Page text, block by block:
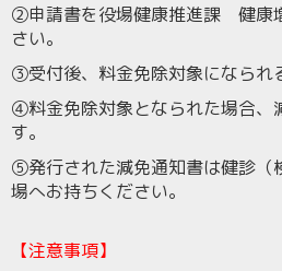
②申請書を役場健康推進課 健康
さい。
③受付後、料金免除対象になられ
④料金免除対象となられた場合、
す。
⑤発行された減免通知書は健診（
場へお持ちください。
【注意事項】